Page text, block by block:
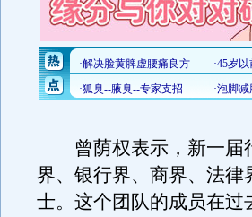
曾荫权表示，新一届
界、银行界、商界、法
士。这个团队的成员在